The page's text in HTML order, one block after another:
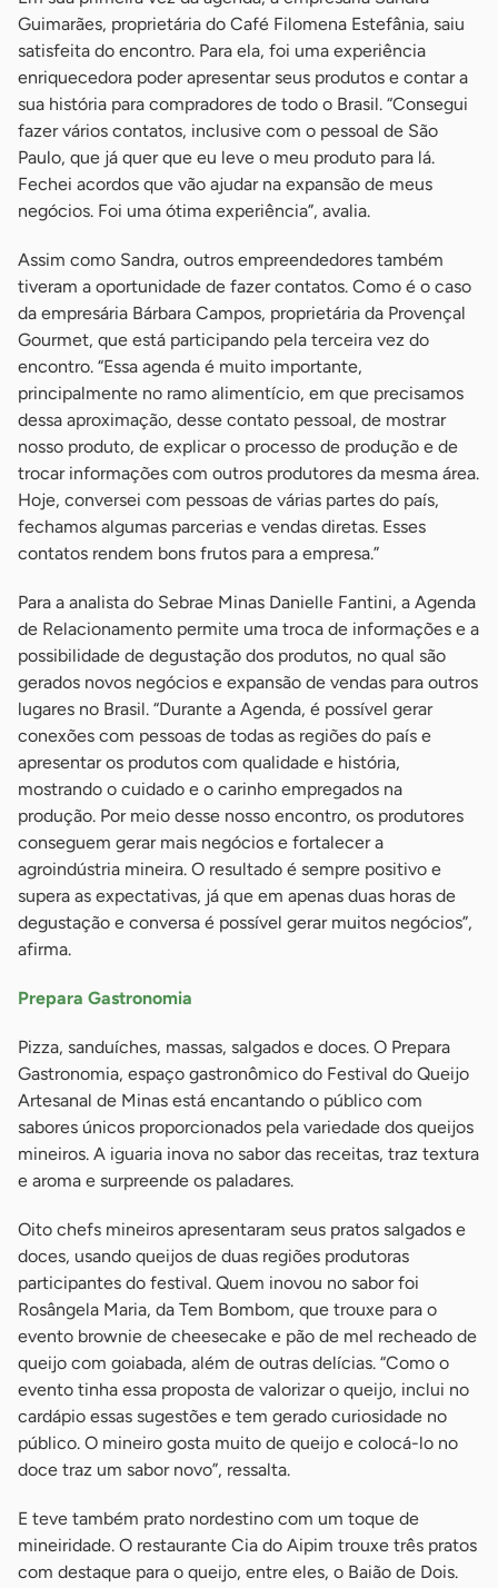
Guimarães, proprietária do Café Filomena Estefânia, saiu
satisfeita do encontro. Para ela, foi uma experiência
enriquecedora poder apresentar seus produtos e contar a
sua história para compradores de todo o Brasil. “Consegui
fazer vários contatos, inclusive com o pessoal de São
Paulo, que já quer que eu leve o meu produto para lá.
Fechei acordos que vão ajudar na expansão de meus
negócios. Foi uma ótima experiência”, avalia.
Assim como Sandra, outros empreendedores também
tiveram a oportunidade de fazer contatos. Como é o caso
da empresária Bárbara Campos, proprietária da Provençal
Gourmet, que está participando pela terceira vez do
encontro. “Essa agenda é muito importante,
principalmente no ramo alimentício, em que precisamos
dessa aproximação, desse contato pessoal, de mostrar
nosso produto, de explicar o processo de produção e de
trocar informações com outros produtores da mesma área.
Hoje, conversei com pessoas de várias partes do país,
fechamos algumas parcerias e vendas diretas. Esses
contatos rendem bons frutos para a empresa.”
Para a analista do Sebrae Minas Danielle Fantini, a Agenda
de Relacionamento permite uma troca de informações e a
possibilidade de degustação dos produtos, no qual são
gerados novos negócios e expansão de vendas para outros
lugares no Brasil. “Durante a Agenda, é possível gerar
conexões com pessoas de todas as regiões do país e
apresentar os produtos com qualidade e história,
mostrando o cuidado e o carinho empregados na
produção. Por meio desse nosso encontro, os produtores
conseguem gerar mais negócios e fortalecer a
agroindústria mineira. O resultado é sempre positivo e
supera as expectativas, já que em apenas duas horas de
degustação e conversa é possível gerar muitos negócios”,
afirma.
Prepara Gastronomia
Pizza, sanduíches, massas, salgados e doces. O Prepara
Gastronomia, espaço gastronômico do Festival do Queijo
Artesanal de Minas está encantando o público com
sabores únicos proporcionados pela variedade dos queijos
mineiros. A iguaria inova no sabor das receitas, traz textura
e aroma e surpreende os paladares.
Oito chefs mineiros apresentaram seus pratos salgados e
doces, usando queijos de duas regiões produtoras
participantes do festival. Quem inovou no sabor foi
Rosângela Maria, da Tem Bombom, que trouxe para o
evento brownie de cheesecake e pão de mel recheado de
queijo com goiabada, além de outras delícias. “Como o
evento tinha essa proposta de valorizar o queijo, inclui no
cardápio essas sugestões e tem gerado curiosidade no
público. O mineiro gosta muito de queijo e colocá-lo no
doce traz um sabor novo”, ressalta.
E teve também prato nordestino com um toque de
mineiridade. O restaurante Cia do Aipim trouxe três pratos
com destaque para o queijo, entre eles, o Baião de Dois.